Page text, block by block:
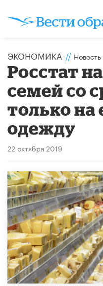
ЭКОНОМИКА // Новость
Росстат
семей со
только на
одежду
22 октября 2019